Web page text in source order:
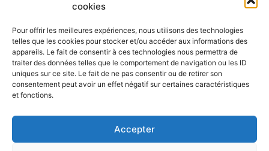
cookies
Pour offrir les meilleures expériences, nous utilisons des technologies
telles que les cookies pour stocker et/ou accéder aux informations des
appareils. Le fait de consentir à ces technologies nous permettra de
traiter des données telles que le comportement de navigation ou les ID
uniques sur ce site. Le fait de ne pas consentir ou de retirer son
consentement peut avoir un effet négatif sur certaines caractéristiques
et fonctions.
Accepter